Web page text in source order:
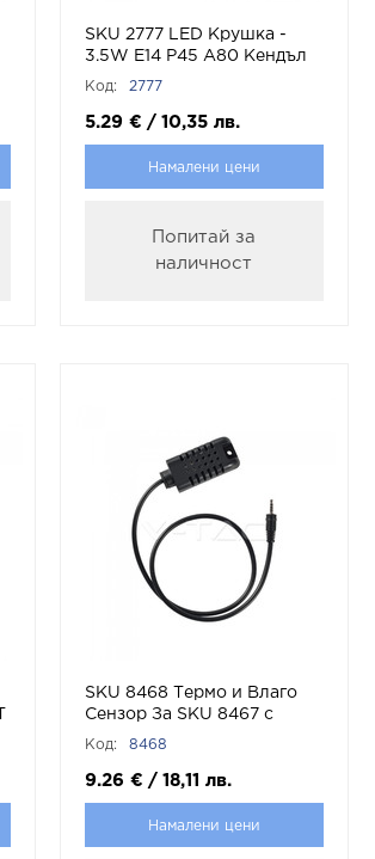
SKU 2777 LED Крушка -
3.5W Е14 P45 А80 Кендъл
Димираща С
с марка V-TAC
Код: 2777
5.29 € / 10,35 лв.
Намалени цени
Попитай за
наличност
SKU 8468 Термо и Влаго
Сензор За SKU 8467 с
марка V-TAC
Код: 8468
9.26 € / 18,11 лв.
Намалени цени